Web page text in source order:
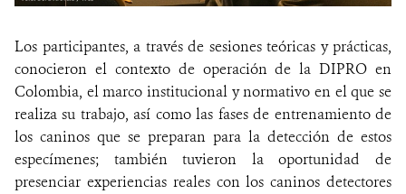
Los participantes, a través de sesiones teóricas y prácticas,
conocieron el contexto de operación de la DIPRO en
Colombia, el marco institucional y normativo en el que se
realiza su trabajo, así como las fases de entrenamiento de
los caninos que se preparan para la detección de estos
especímenes; también tuvieron la oportunidad de
presenciar experiencias reales con los caninos detectores